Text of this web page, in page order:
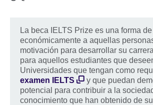
La beca IELTS Prize es una forma
económicamente a aquellas
motivación para desarrollar su
para aquellos estudiantes que
Universidades que tengan como
examen IELTS
y que puedan
potencial para contribuir a la
conocimiento que han obtenido de